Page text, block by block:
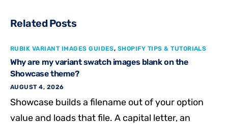
Related Posts
RUBIK VARIANT IMAGES GUIDES, SHOPIFY TIPS & TUTORIALS
Why are my variant swatch images blank on the
Showcase theme?
AUGUST 4, 2026
Showcase builds a filename out of your option
value and loads that file. A capital letter, an